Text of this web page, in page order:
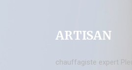
ARTISAN
chauffagiste expert